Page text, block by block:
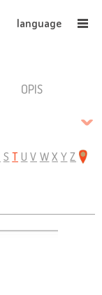
language
OPIS
S T U V W X Y Z